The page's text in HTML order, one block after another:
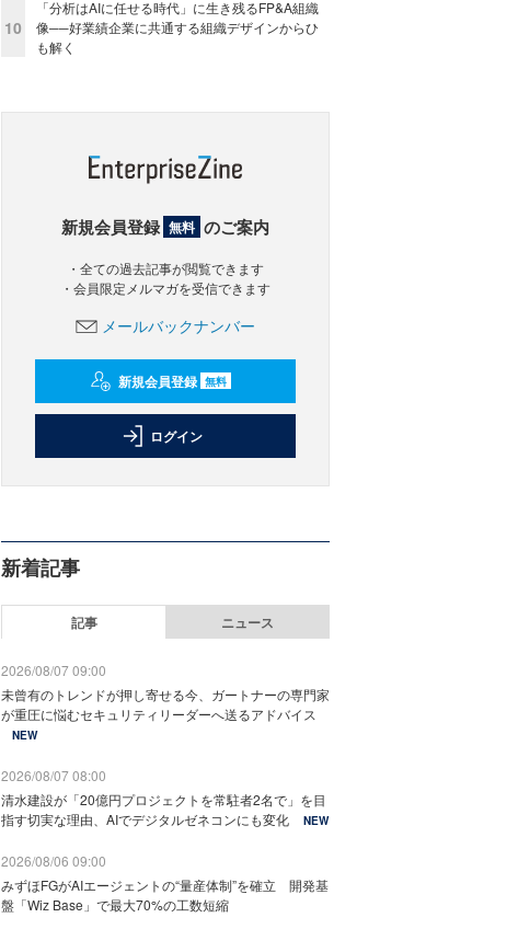
10
「分析はAIに任せる時代」に生き残るFP&A組織
像──好業績企業に共通する組織デザインからひ
も解く
新規会員登録 無料 のご案内
・全ての過去記事が閲覧できます
・会員限定メルマガを受信できます
メールバックナンバー
新規会員登録 無料
ログイン
新着記事
記事 ニュース
2026/08/07 09:00
未曾有のトレンドが押し寄せる今、ガートナーの専門家
が重圧に悩むセキュリティリーダーへ送るアドバイス
NEW
2026/08/07 08:00
清水建設が「20億円プロジェクトを常駐者2名で」を目
指す切実な理由、AIでデジタルゼネコンにも変化
NEW
2026/08/06 09:00
みずほFGがAIエージェントの“量産体制”を確立 開発基
盤「Wiz Base」で最大70%の工数短縮